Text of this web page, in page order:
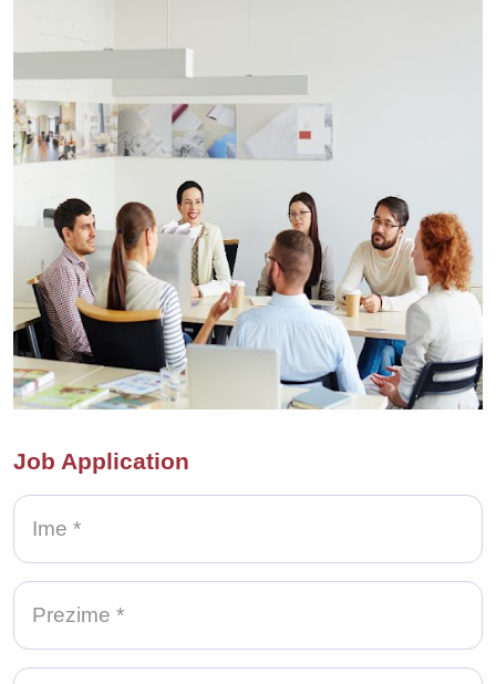
Job Application